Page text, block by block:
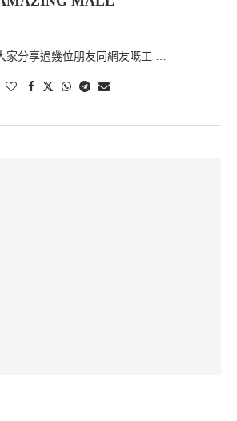
家分享過幾位朋友同網友嘅工 …